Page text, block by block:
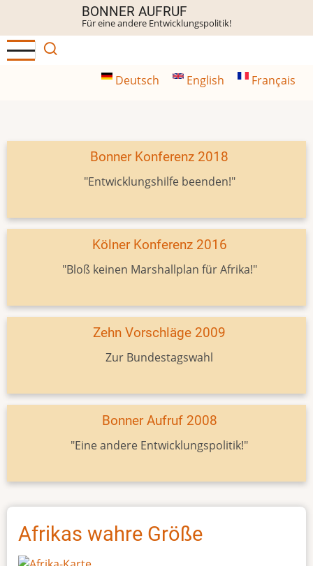
Inhalt
BONNER AUFRUF
Für eine andere Entwicklungspolitik!
Deutsch English Français
Bonner Konferenz 2018
"Entwicklungshilfe beenden!"
Kölner Konferenz 2016
"Bloß keinen Marshallplan für Afrika!"
Zehn Vorschläge 2009
Zur Bundestagswahl
Bonner Aufruf 2008
"Eine andere Entwicklungspolitik!"
Afrikas wahre Größe